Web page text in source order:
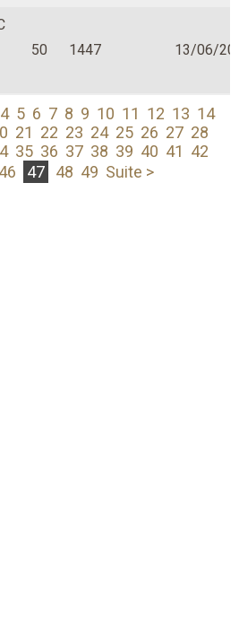
50 1447 13/06/
72 TIRELIRE 14/09/
-
35
4 5 6 7 8 9 10 11 12 13 14
21 22 23 24 25 26 27 28
35 36 37 38 39 40 41 42
46 47 48 49 Suite >